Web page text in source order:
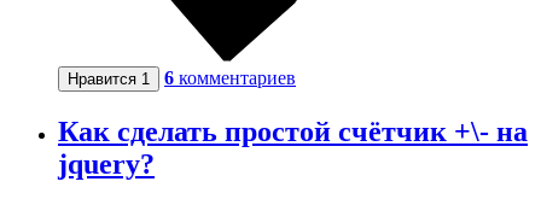
Нравится 1 6 комментариев
Как сделать простой счётчик +\- на
jquery?